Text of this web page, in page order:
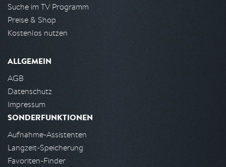
Suche im TV Programm
Preise & Shop
Kostenlos nutzen
ALLGEMEIN
AGB
Datenschutz
Impressum
SONDERFUNKTIONEN
Aufnahme-Assistenten
Langzeit-Speicherung
Favoriten-Finder